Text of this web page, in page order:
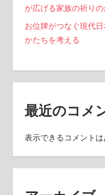
が広げる家族の祈り
お位牌がつなぐ現代
かたちを考える
最近のコメ
表示できるコメントは